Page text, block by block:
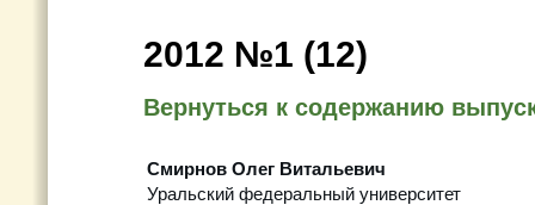
2012 №1 (12)
Вернуться к содержанию
Смирнов Олег Витальевич
Уральский федеральный университет